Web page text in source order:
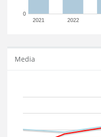
2021 2022
0
Media